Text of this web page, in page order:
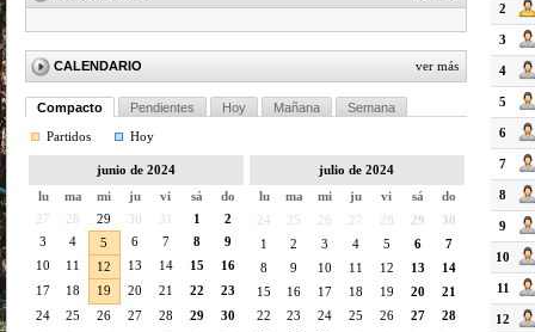
CALENDARIO ver más
Compacto Pendientes Hoy Mañana
Semana
Partidos
Hoy
junio de 2024
lu
ma mi ju vi sá
do
27
28 29 30 31 1
2
3
4 5 6 7 8
9
10
11 12 13 14 15
16
17
18 19 20 21 22
23
24
25 26 27 28 29
30
julio de 2024
lu
ma mi ju vi sá
do
24
25 26 27 28 29
30
1
2 3 4 5 6
7
8
9 10 11 12 13
14
15
16 17 18 19 20
21
22
23 24 25 26 27
28
2
3
4
5
6
7
8
9
10
11
12